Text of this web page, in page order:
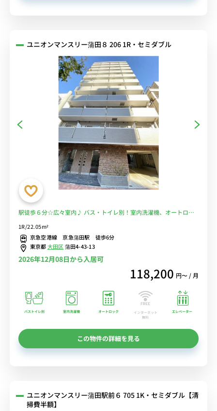
ユニオンマンスリー蒲田８ 206 1R・セミダブル
駅徒歩６分☆広々室内♪ バス・トイレ別！室内洗濯機、オートロッ
1R/22.05m²
京急空港線 京急蒲田駅 徒歩6分
東京都大田区蒲田4-43-13
2026年12月08日から入居可
118,200 円〜 / 月
バストイレ別 室内洗濯機 オートロック
インターネット
無料
エレベーター
この物件の詳細を見る
ユニオンマンスリー蒲田駅前６ 705 1K・セミダブル【清
掃費半額】